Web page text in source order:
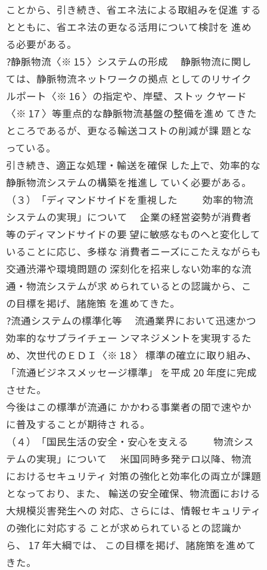
ことから、引き続き、省エネ法による取組みを促進 する
とともに、省エネ法の更なる活用について検討を 進め
る必要がある。
?静脈物流〈※ 15 〉システムの形成 静脈物流に関し
ては、静脈物流ネットワークの拠点 としてのリサイク
ルポート〈※ 16 〉の指定や、岸壁、ストッ クヤード
〈※ 17 〉等重点的な静脈物流基盤の整備を進め てきた
ところであるが、更なる輸送コストの削減が課 題とな
っている。
引き続き、適正な処理・輸送を確保 した上で、効率的な
静脈物流システムの構築を推進し ていく必要がある。
（３）「ディマンドサイドを重視した 効率的物流
システムの実現」について 企業の経営姿勢が消費者
等のディマンドサイドの要 望に敏感なものへと変化して
いることに応じ、多様な 消費者ニーズにこたえながらも
交通渋滞や環境問題の 深刻化を招来しない効率的な流
通・物流システムが求 められているとの認識から、こ
の目標を掲げ、諸施策 を進めてきた。
?流通システムの標準化等 流通業界において迅速かつ
効率的なサプライチェー ンマネジメントを実現するた
め、次世代のＥＤＩ〈※ 18 〉 標準の確立に取り組み、
「流通ビジネスメッセージ標準」 を平成 20 年度に完成
させた。
今後はこの標準が流通に かかわる事業者の間で速やか
に普及することが期待さ れる。
（４）「国民生活の安全・安心を支える 物流シス
テムの実現」について 米国同時多発テロ以降、物流
におけるセキュリティ 対策の強化と効率化の両立が課題
となっており、また、 輸送の安全確保、物流面における
大規模災害発生への 対応、さらには、情報セキュリティ
の強化に対応する ことが求められているとの認識か
ら、 17 年大綱では、 この目標を掲げ、諸施策を進めて
きた。